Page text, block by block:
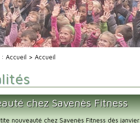
:Accueil > Accueil
chez Savenès Fitness
nouveauté chez Savenès Fitness dès